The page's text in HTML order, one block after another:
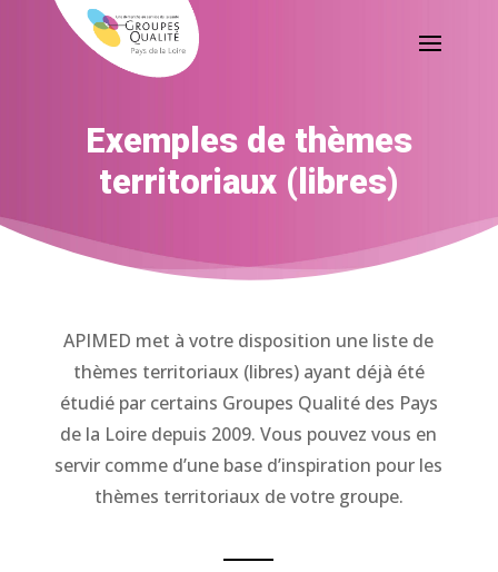
Exemples de thèmes
territoriaux (libres)
APIMED met à votre disposition une liste de
thèmes territoriaux (libres) ayant déjà été
étudié par certains Groupes Qualité des Pays
de la Loire depuis 2009. Vous pouvez vous en
servir comme d’une base d’inspiration pour les
thèmes territoriaux de votre groupe.